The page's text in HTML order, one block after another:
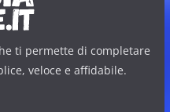
ti permette di completare
veloce e affidabile.